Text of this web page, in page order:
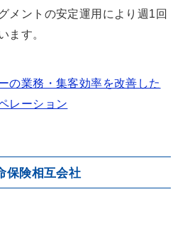
メントの安定運用により週1回
ます。
の業務・集客効率を改善した
レーション
保険相互会社